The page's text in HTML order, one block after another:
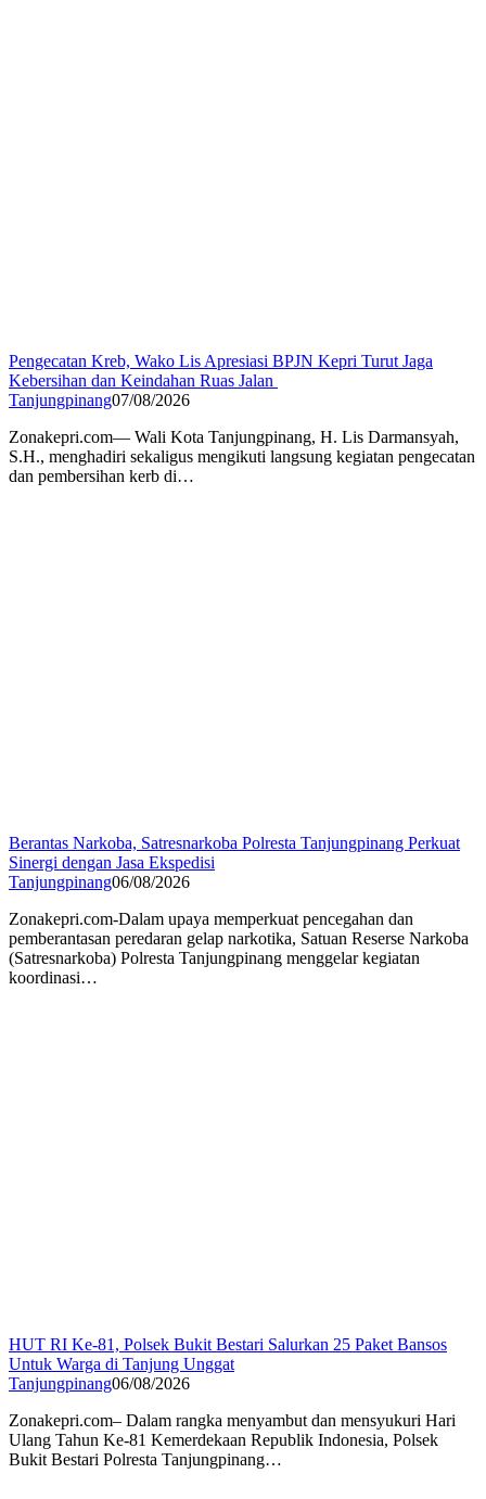
Pengecatan Kreb, Wako Lis Apresiasi BPJN Kepri Turut Jaga
Kebersihan dan Keindahan Ruas Jalan
Tanjungpinang07/08/2026
Zonakepri.com— Wali Kota Tanjungpinang, H. Lis Darmansyah,
S.H., menghadiri sekaligus mengikuti langsung kegiatan pengecatan
dan pembersihan kerb di…
Berantas Narkoba, Satresnarkoba Polresta Tanjungpinang Perkuat
Sinergi dengan Jasa Ekspedisi
Tanjungpinang06/08/2026
Zonakepri.com-Dalam upaya memperkuat pencegahan dan
pemberantasan peredaran gelap narkotika, Satuan Reserse Narkoba
(Satresnarkoba) Polresta Tanjungpinang menggelar kegiatan
koordinasi…
HUT RI Ke-81, Polsek Bukit Bestari Salurkan 25 Paket Bansos
Untuk Warga di Tanjung Unggat
Tanjungpinang06/08/2026
Zonakepri.com– Dalam rangka menyambut dan mensyukuri Hari
Ulang Tahun Ke-81 Kemerdekaan Republik Indonesia, Polsek
Bukit Bestari Polresta Tanjungpinang…